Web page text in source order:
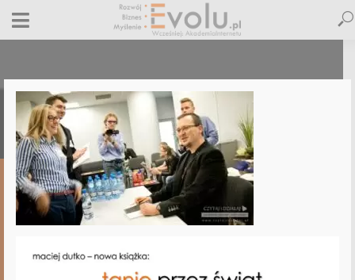
czytajidzialaj-2014-2
20 czerwca 2019 Dodaj komentarz Maciej Dutko
KOMENTARZ